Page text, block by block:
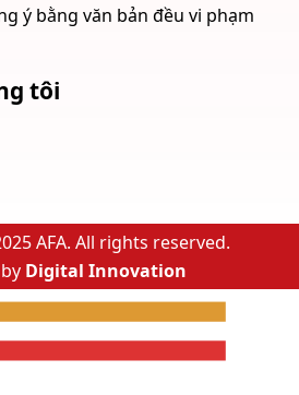
ý bằng văn bản đều vi phạm
tôi
AFA. All rights reserved.
Digital Innovation